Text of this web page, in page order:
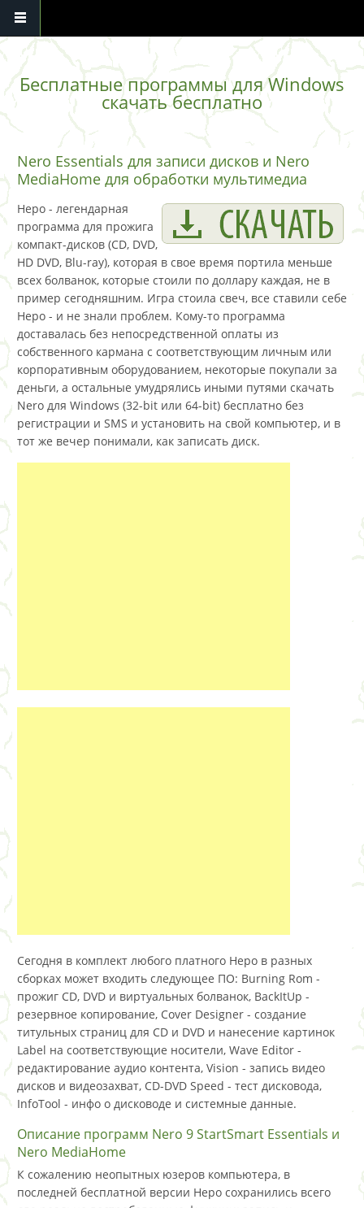
Перейти к основному содержанию
Бесплатные программы для Windows
скачать бесплатно
Nero Essentials для записи дисков и Nero
MediaHome для обработки мультимедиа
Неро - легендарная
программа для прожига
компакт-дисков (CD, DVD,
HD DVD, Blu-ray), которая в свое время портила меньше
всех болванок, которые стоили по доллару каждая, не в
пример сегодняшним. Игра стоила свеч, все ставили себе
Неро - и не знали проблем. Кому-то программа
доставалась без непосредственной оплаты из
собственного кармана с соответствующим личным или
корпоративным оборудованием, некоторые покупали за
деньги, а остальные умудрялись иными путями скачать
Nero для Windows (32-bit или 64-bit) бесплатно без
регистрации и SMS и установить на свой компьютер, и в
тот же вечер понимали, как записать диск.
Сегодня в комплект любого платного Неро в разных
сборках может входить следующее ПО: Burning Rom -
прожиг CD, DVD и виртуальных болванок, BackItUp -
резервное копирование, Cover Designer - создание
титульных страниц для CD и DVD и нанесение картинок
Label на соответствующие носители, Wave Editor -
редактирование аудио контента, Vision - запись видео
дисков и видеозахват, CD-DVD Speed - тест дисковода,
InfoTool - инфо о дисководе и системные данные.
Описание программ Nero 9 StartSmart Essentials и
Nero MediaHome
К сожалению неопытных юзеров компьютера, в
последней бесплатной версии Неро сохранились всего